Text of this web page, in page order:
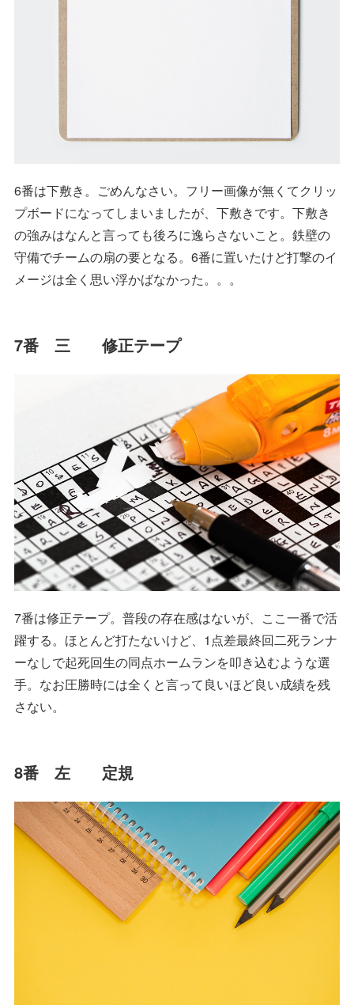
6番は下敷き。ごめんなさい。フリー画像が無くてクリッ
プボードになってしまいましたが、下敷きです。下敷き
の強みはなんと言っても後ろに逸らさないこと。鉄壁の
守備でチームの扇の要となる。6番に置いたけど打撃のイ
メージは全く思い浮かばなかった。。。
7番 三 修正テープ
7番は修正テープ。普段の存在感はないが、ここ一番で活
躍する。ほとんど打たないけど、1点差最終回二死ランナ
ーなしで起死回生の同点ホームランを叩き込むような選
手。なお圧勝時には全くと言って良いほど良い成績を残
さない。
8番 左 定規